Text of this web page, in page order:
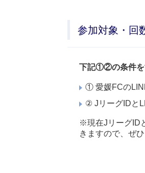
参加対象・回
下記①②の条件を
① 愛媛FCの
② JリーグIDと
※現在JリーグID
きますので、ぜ